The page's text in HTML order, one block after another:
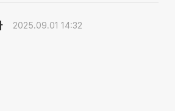
2025.09.01 14:32